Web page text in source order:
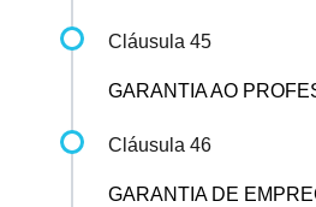
Cláusula 45
GARANTIA AO
Cláusula 46
GARANTIA DE